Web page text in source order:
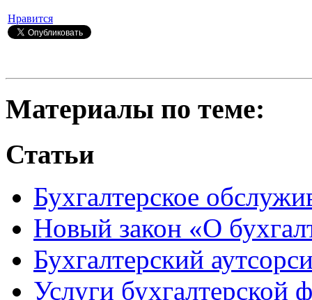
Нравится
Материалы по теме:
Статьи
Бухгалтерское
Новый закон «О
Бухгалтерский
Услуги бухгалтерской